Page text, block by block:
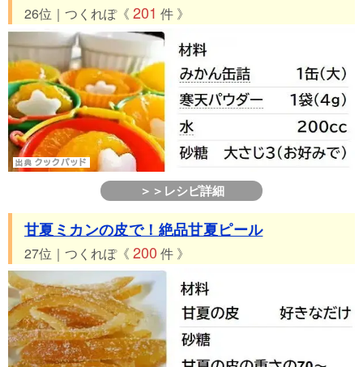
26位｜つくれぽ《 201 件 》
＞＞レシピ詳細
甘夏ミカンの皮で！絶品甘夏ピール
27位｜つくれぽ《 200 件 》